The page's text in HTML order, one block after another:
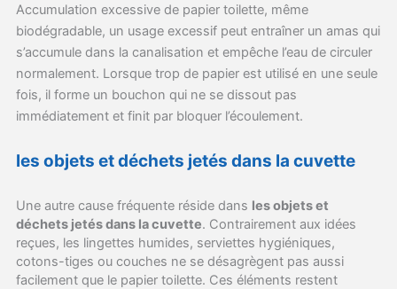
Accumulation excessive de papier toilette, même
biodégradable, un usage excessif peut entraîner un amas qui
s’accumule dans la canalisation et empêche l’eau de circuler
normalement. Lorsque trop de papier est utilisé en une seule
fois, il forme un bouchon qui ne se dissout pas
immédiatement et finit par bloquer l’écoulement.
les objets et déchets jetés dans la cuvette
Une autre cause fréquente réside dans les objets et
déchets jetés dans la cuvette. Contrairement aux idées
reçues, les lingettes humides, serviettes hygiéniques,
cotons-tiges ou couches ne se désagrègent pas aussi
facilement que le papier toilette. Ces éléments restent